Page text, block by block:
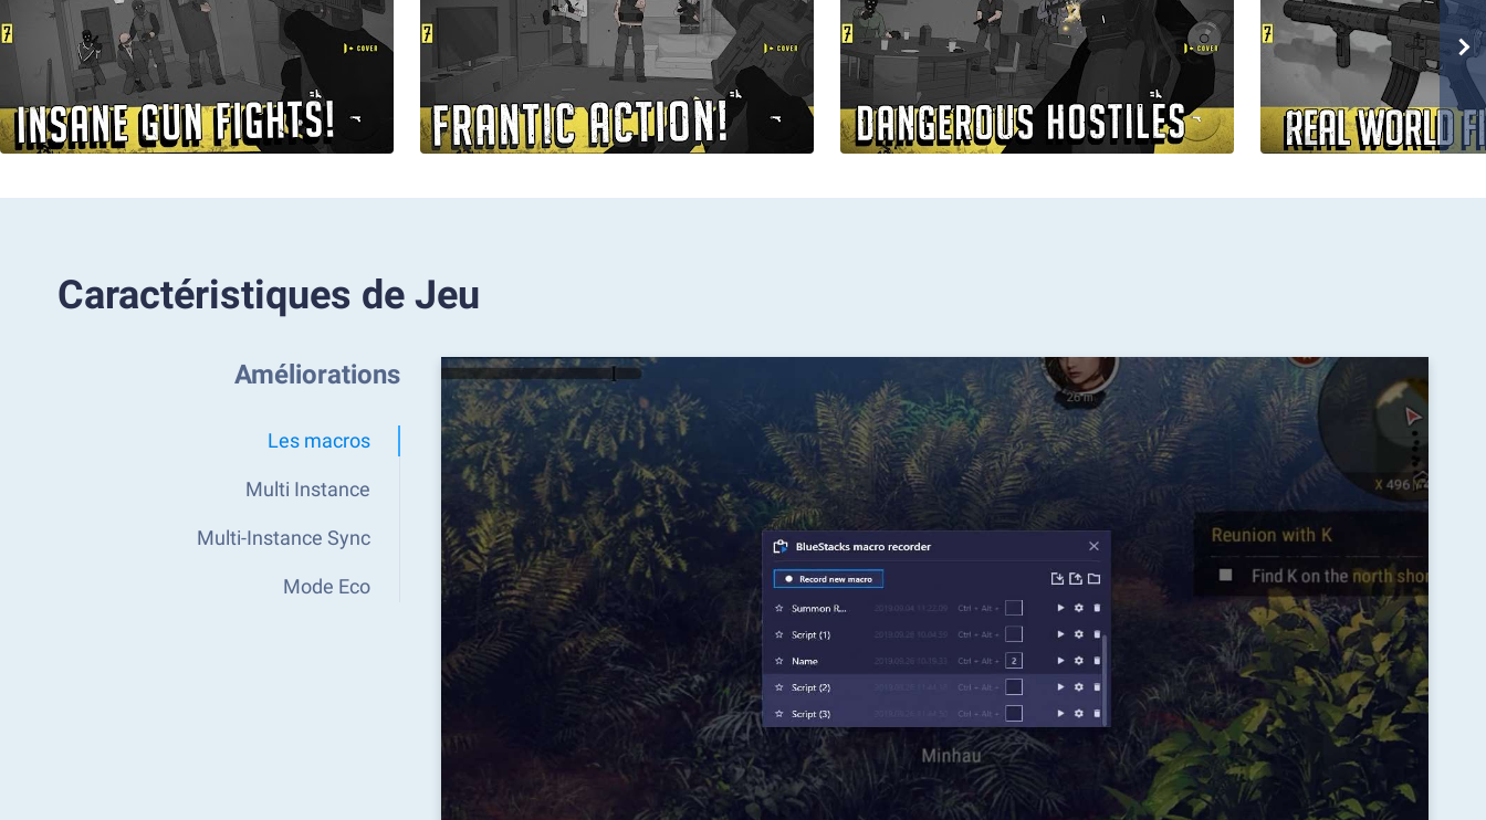
Caractéristiques de Jeu
Améliorations
Les macros
Multi Instance
Multi-Instance Sync
Mode Eco